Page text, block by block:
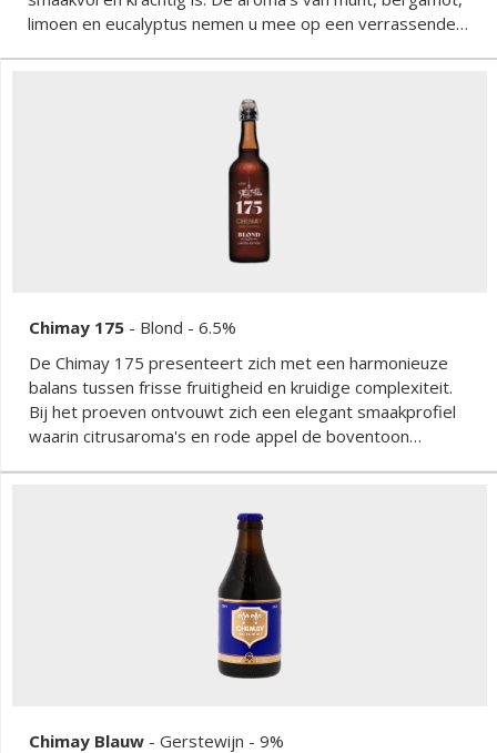
limoen en eucalyptus nemen u mee op een verrassende
die worden aangevuld met een vleugje verkwikkende
gember. De smaak is volmondig en zacht, met een
rokerige en kruidige smaak voor het herkenbare Chimay-
karakter, uitlopend in een heerlijk verfijnde nasmaak.
Chimay 175 - Blond - 6.5%
De Chimay 175 presenteert zich met een harmonieuze
balans tussen frisse fruitigheid en kruidige complexiteit.
Bij het proeven ontvouwt zich een elegant smaakprofiel
waarin citrusaroma's en rode appel de boventoon
licht zoete moutsmaak met nuances van wafel en
honingbloesem, gevolgd door fruitige accenten van peer,
appel en citroen. De gist draagt bij aan een zachte,
romige textuur die perfect samengaat met de levendige
fruitigheid. De afdronk is droog en subtiel pittig, waarbij
kruidige hopbitterheid en vineuze gistspecerijen voor een
verfrissend slotakkoord zorgen.
Chimay Blauw - Gerstewijn - 9%